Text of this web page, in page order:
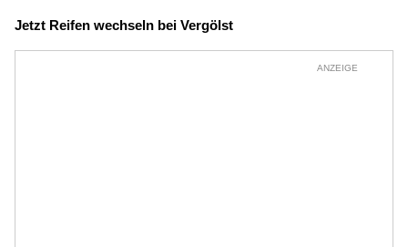
Jetzt Reifen wechseln bei Vergölst
ANZEIGE